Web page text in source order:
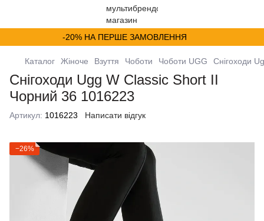
-20% НА ПЕРШЕ ЗАМОВЛЕННЯ
Каталог Жіноче Взуття Чоботи Чоботи UGG Снігоходи
Снігоходи Ugg W Classic Short II
Чорний 36 1016223
Артикул: 1016223 Написати відгук
−26%